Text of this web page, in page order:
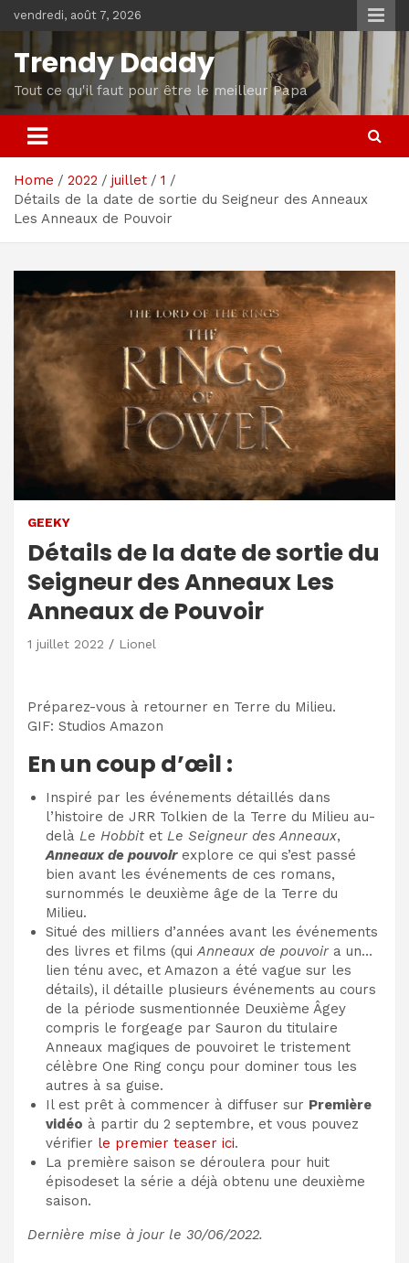
to
content
vendredi, août 7, 2026
Trendy Daddy
Tout ce qu'il faut pour être le meilleur Papa
Home 2022 juillet
1
Détails de la date de sortie du Seigneur des Anneaux
Les Anneaux de Pouvoir
GEEKY
Détails de la date de sortie du
Seigneur des Anneaux Les
Anneaux de Pouvoir
1 juillet 2022 Lionel
Préparez-vous à retourner en Terre du Milieu.
GIF: Studios Amazon
En un coup d’œil :
Inspiré par les événements détaillés dans
l’histoire de JRR Tolkien de la Terre du Milieu au-
delà Le Hobbitet Le Seigneur des Anneaux,
Anneaux de pouvoirexplore ce qui s’est passé
bien avant les événements de ces romans,
surnommés le deuxième âge de la Terre du
Milieu.
Situé des milliers d’années avant les événements
des livres et films (quiAnneaux de pouvoir a un…
lien ténu avec, et Amazon a été vague sur les
détails), il détaille plusieurs événements au cours
de la période susmentionnée Deuxième Âgey
compris le forgeage par Sauron du titulaire
Anneaux magiques de pouvoiret le tristement
célèbre One Ring conçu pour dominer tous les
autres à sa guise.
Il est prêt à commencer à diffuser sur Première
vidéo à partir du 2 septembre, et vous pouvez
vérifier le premier teaser ici.
La première saison se déroulera pour huit
épisodeset la série a déjà obtenu une deuxième
saison.
Dernière mise à jour le 30/06/2022.